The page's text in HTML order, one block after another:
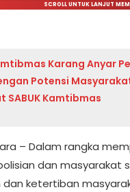
SCROLL UNTUK LANJUT
Karang Anyar
Potensi
SABUK Kamtibmas
– Dalam rangka
dan masyarakat
dan ketertiban